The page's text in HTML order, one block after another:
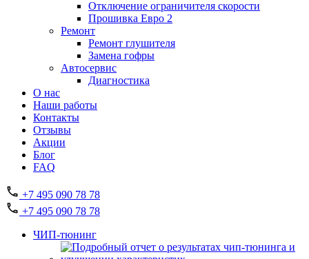
Отключение ограничителя скорости
Прошивка Евро 2
Ремонт
Ремонт глушителя
Замена гофры
Автосервис
Диагностика
О нас
Наши работы
Контакты
Отзывы
Акции
Блог
FAQ
+7 495 090 78 78
+7 495 090 78 78
ЧИП-тюнинг